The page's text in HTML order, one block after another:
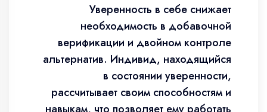
Уверенность в себе снижает
необходимость в добавочной
верификации и двойном контроле
альтернатив. Индивид, находящийся
в состоянии уверенности,
рассчитывает своим способностям и